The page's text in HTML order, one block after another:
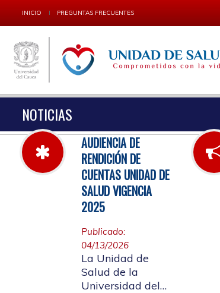
INICIO PREGUNTAS FRECUENTES
NOTICIAS
AUDIENCIA DE
RENDICIÓN DE
CUENTAS UNIDAD DE
SALUD VIGENCIA
2025
Publicado:
04/13/2026
La Unidad de
Salud de la
Universidad del